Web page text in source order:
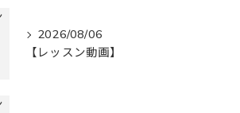
2026/08/06
【レッスン動画】